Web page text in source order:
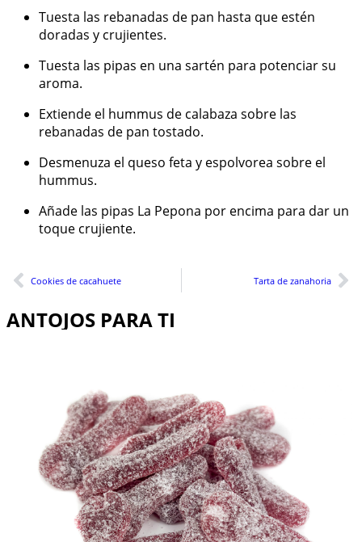
Tuesta las rebanadas de pan hasta que estén
doradas y crujientes.
Tuesta las pipas en una sartén para potenciar su
aroma.
Extiende el hummus de calabaza sobre las
rebanadas de pan tostado.
Desmenuza el queso feta y espolvorea sobre el
hummus.
Añade las pipas La Pepona por encima para dar un
toque crujiente.
Cookies de cacahuete Tarta de zanahoria
ANTOJOS PARA TI